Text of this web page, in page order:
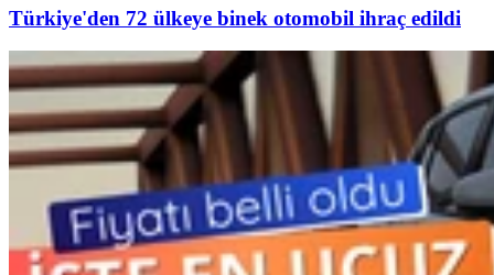
Türkiye'den 72 ülkeye binek otomobil ihraç edildi